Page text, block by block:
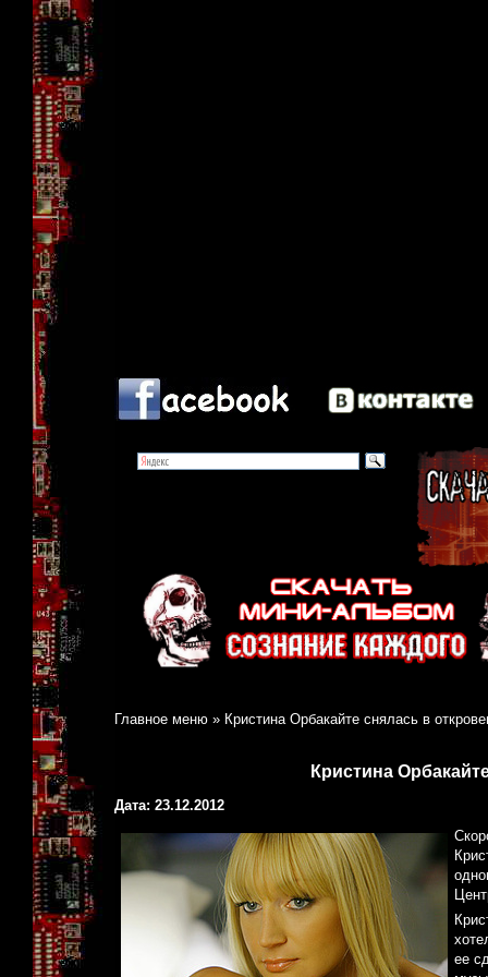
Главное меню » Кристина Орбакайте снялась в
Кристина
Дата: 23.12.2012
ее